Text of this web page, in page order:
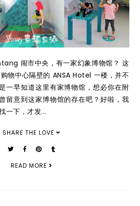
闹市中央，有一家幻象博物馆？ 这
物中心隔壁的 ANSA Hotel 一楼，并不
一早知道这里有家博物馆，想必你在附
留意到这家博物馆的存在吧？好啦，我
一下，才发...
SHARE THE LOVE
READ MORE